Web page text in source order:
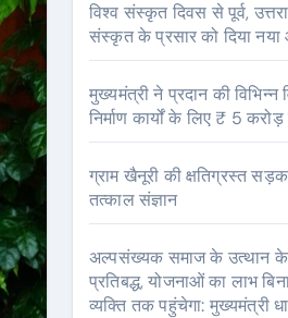
विश्व संस्कृत दिवस से पूर्व,
संस्कृत के प्रसार को दिया नया
मुख्यमंत्री ने प्रदान की
निर्माण कार्यों के लिए ₹ 5 करोड़
ग्राम खैनूरी की क्षतिग्रस्त
तत्काल संज्ञान
अल्पसंख्यक समाज के उत्थान के
प्रतिबद्ध, योजनाओं का लाभ
व्यक्ति तक पहुंचेगा: मुख्यमंत्री